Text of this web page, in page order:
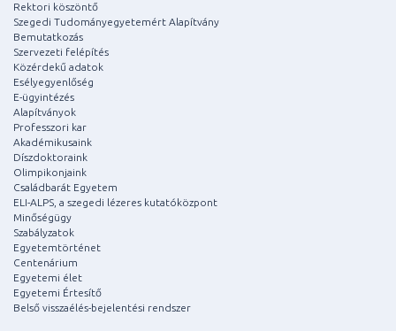
Rektori köszöntő
Szegedi Tudományegyetemért Alapítvány
Bemutatkozás
Szervezeti felépítés
Közérdekű adatok
Esélyegyenlőség
E-ügyintézés
Alapítványok
Professzori kar
Akadémikusaink
Díszdoktoraink
Olimpikonjaink
Családbarát Egyetem
ELI-ALPS, a szegedi lézeres kutatóközpont
Minőségügy
Szabályzatok
Egyetemtörténet
Centenárium
Egyetemi élet
Egyetemi Értesítő
Belső visszaélés-bejelentési rendszer